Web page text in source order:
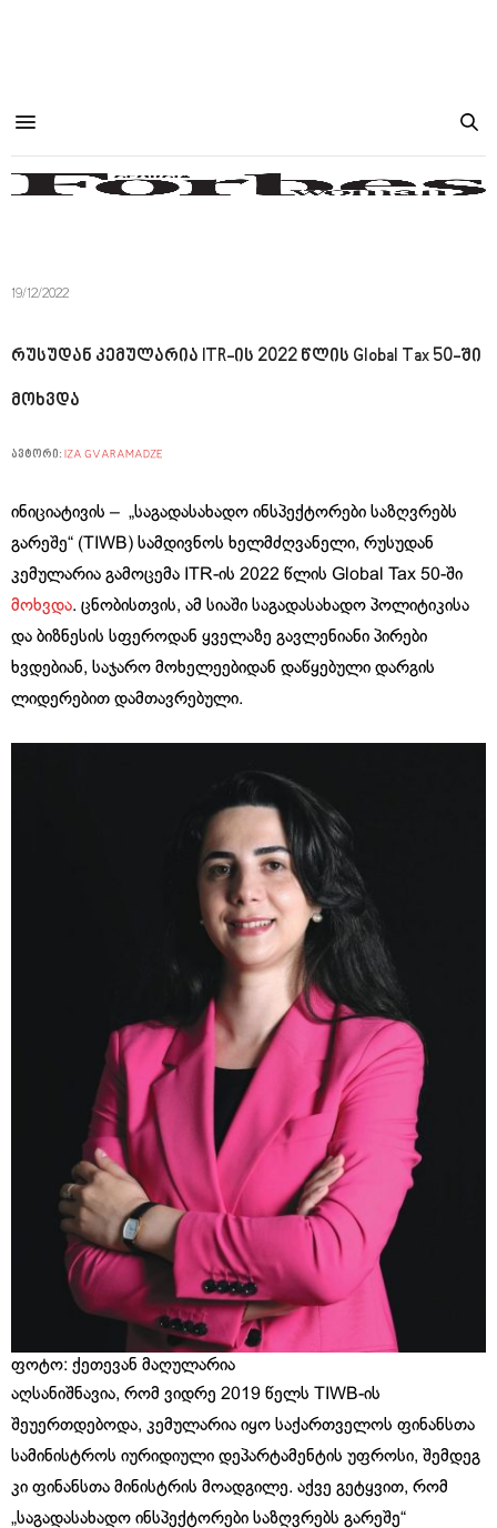
19/12/2022
რუსუდან კემულარია ITR-ის 2022 წლის Global Tax 50-ში
მოხვდა
ავტორი: IZA GVARAMADZE
ინიციატივის – „საგადასახადო ინსპექტორები საზღვრებს
გარეშე“ (TIWB) სამდივნოს ხელმძღვანელი, რუსუდან
კემულარია გამოცემა ITR-ის 2022 წლის Global Tax 50-ში
მოხვდა. ცნობისთვის, ამ სიაში საგადასახადო პოლიტიკისა
და ბიზნესის სფეროდან ყველაზე გავლენიანი პირები
ხვდებიან, საჯარო მოხელეებიდან დაწყებული დარგის
ლიდერებით დამთავრებული.
ფოტო: ქეთევან მაღულარია
აღსანიშნავია, რომ ვიდრე 2019 წელს TIWB-ის
შეუერთდებოდა, კემულარია იყო საქართველოს ფინანსთა
სამინისტროს იურიდიული დეპარტამენტის უფროსი, შემდეგ
კი ფინანსთა მინისტრის მოადგილე. აქვე გეტყვით, რომ
„საგადასახადო ინსპექტორები საზღვრებს გარეშე“